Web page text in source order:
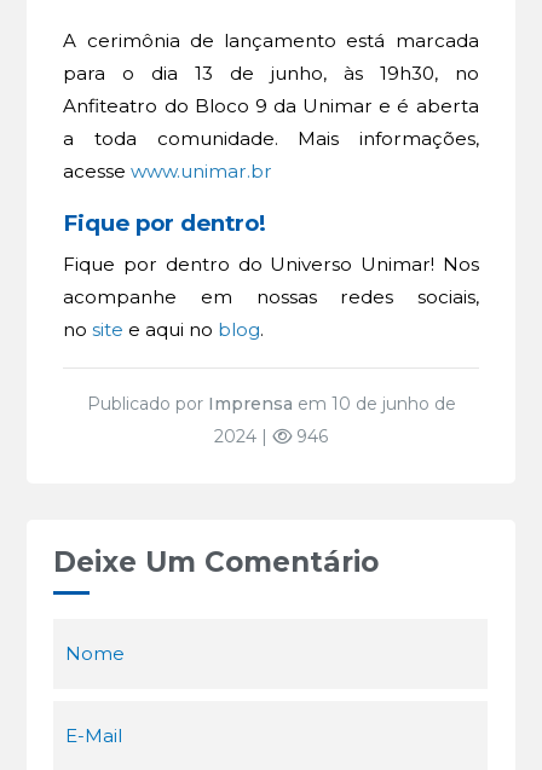
A cerimônia de lançamento está marcada
para o dia 13 de junho, às 19h30, no
Anfiteatro do Bloco 9 da Unimar e é aberta
a toda comunidade. Mais informações,
acessewww.unimar.br
Fique por dentro!
Fique por dentro do Universo Unimar! Nos
acompanhe em nossas redes sociais,
nosite e aqui no blog.
Publicado por Imprensa em 10 de junho de
2024 |
946
Deixe Um Comentário